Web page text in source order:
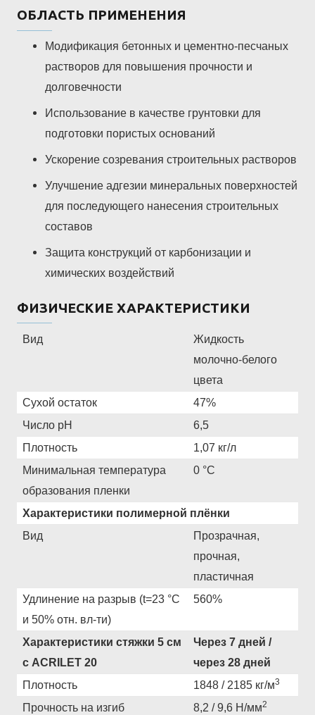
ОБЛАСТЬ ПРИМЕНЕНИЯ
Модификация бетонных и цементно-песчаных
растворов для повышения прочности и
долговечности
Использование в качестве грунтовки для
подготовки пористых оснований
Ускорение созревания строительных растворов
Улучшение адгезии минеральных поверхностей
для последующего нанесения строительных
составов
Защита конструкций от карбонизации и
химических воздействий
ФИЗИЧЕСКИЕ ХАРАКТЕРИСТИКИ
Вид
Жидкость
молочно-белого
цвета
Сухой остаток
47%
Число pH
6,5
Плотность
1,07 кг/л
Минимальная температура
образования пленки
0 °С
Характеристики полимерной плёнки
Вид
Прозрачная,
прочная,
пластичная
Удлинение на разрыв (t=23 °С
и 50% отн. вл-ти)
560%
Характеристики стяжки 5 см
с ACRILET 20
Через 7 дней /
через 28 дней
Плотность
1848 / 2185 кг/м3
Прочность на изгиб 8,2 / 9,6 Н/мм2